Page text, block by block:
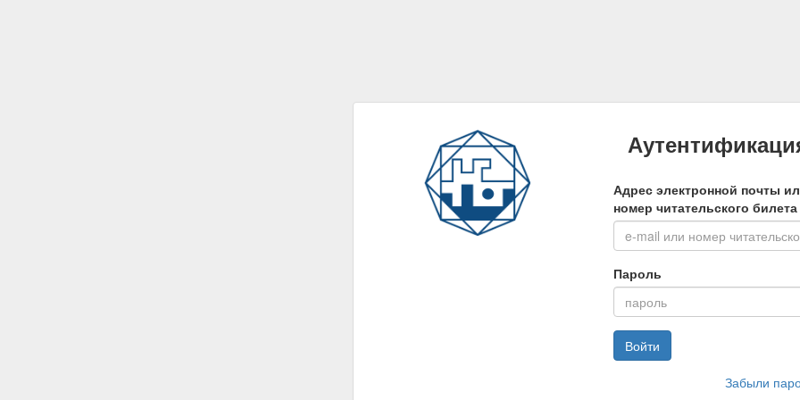
Адрес электронной почты
номер читательского билета
Пароль
Войти
Забыли